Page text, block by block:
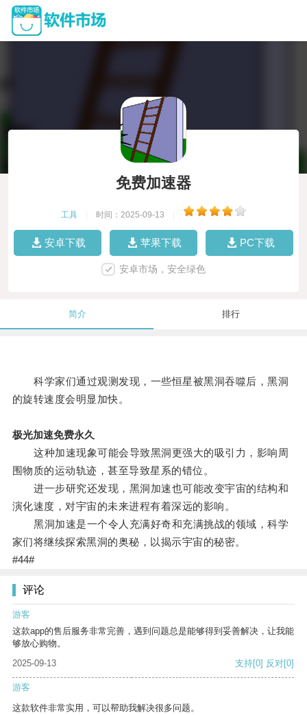
免费加速器
工具 时间：2025-09-13
安卓下载 苹果下载 PC下载
安卓市场，安全绿色
简介 排行
科学家们通过观测发现，一些恒星被黑洞吞噬后，黑洞
的旋转速度会明显加快。
极光加速免费永久
这种加速现象可能会导致黑洞更强大的吸引力，影响周
围物质的运动轨迹，甚至导致星系的错位。
进一步研究还发现，黑洞加速也可能改变宇宙的结构和
演化速度，对宇宙的未来进程有着深远的影响。
黑洞加速是一个令人充满好奇和充满挑战的领域，科学
家们将继续探索黑洞的奥秘，以揭示宇宙的秘密。
#44#
评论
游客
这款app的售后服务非常完善，遇到问题总是能够得到妥善解决，让我能
够放心购物。
2025-09-13
支持[0] 反对[0]
游客
这款软件非常实用，可以帮助我解决很多问题。